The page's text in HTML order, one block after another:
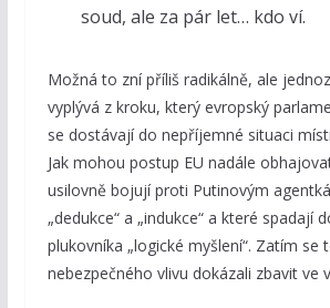
soud, ale za pár let… kdo ví.
Možná to zní příliš radikálně, ale
vyplývá z kroku, který evropský
se dostávají do nepříjemné situaci
Jak mohou postup EU nadále
usilovně bojují proti Putinovým
„dedukce“ a „indukce“ a které spadají
plukovníka „logické myšlení“. Zatím se
nebezpečného vlivu dokázali zbavit ve